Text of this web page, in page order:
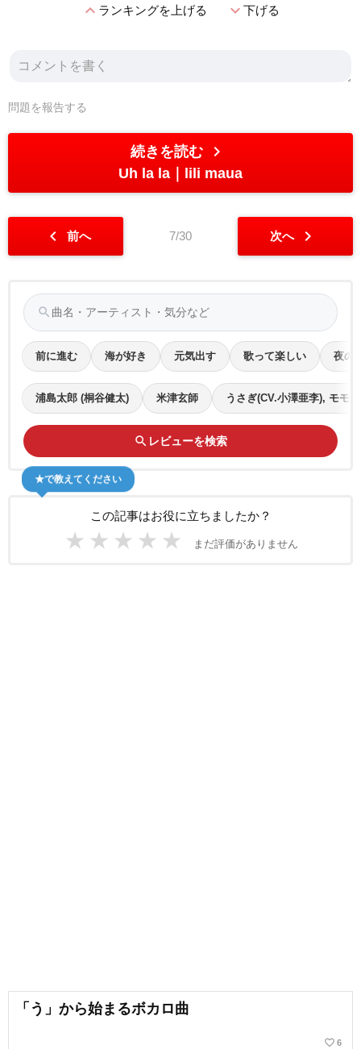
expand_lessランキングを上げる expand_more下げる
問題を報告する
続きを読む chevron_right
Uh la la lili maua
chevron_left 前へ 7/30 次へ chevron_right
search
前に進む 海が好き 元気出す 歌って楽しい 夜の
浦島太郎 (桐谷健太) 米津玄師 うさぎ(CV.小澤亜李), モモ
search レビューを検索
この記事はお役に立ちましたか？
★ ★ ★ ★ ★ まだ評価がありません
★で教えてください
「う」から始まるボカロ曲
favorite_border 6